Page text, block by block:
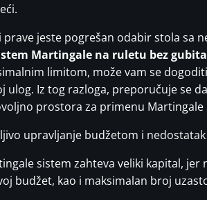
prave jeste pogrešan odabir stola
Martingale na ruletu bez
limitom, može vam se
Iz tog razloga, preporučuje se
prostora za primenu Martingale
upravljanje budžetom i
sistem zahteva veliki kapital,
budžet, kao i maksimalan broj